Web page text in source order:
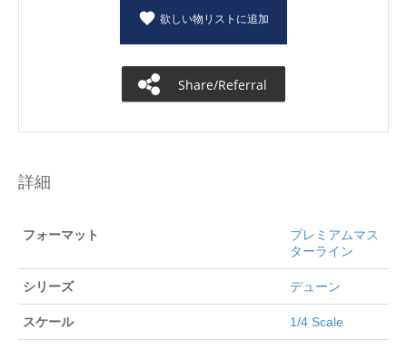
欲しい物リストに追加
Share/Referral
詳細
フォーマット
プレミアムマス
ターライン
シリーズ デューン
スケール 1/4 Scale